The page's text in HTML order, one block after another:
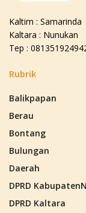
Kaltim : Samarinda
Kaltara : Nunukan
Tep :
Rubrik
Balikpapan
Berau
Bontang
Bulungan
Daerah
DPRD
DPRD Kaltara